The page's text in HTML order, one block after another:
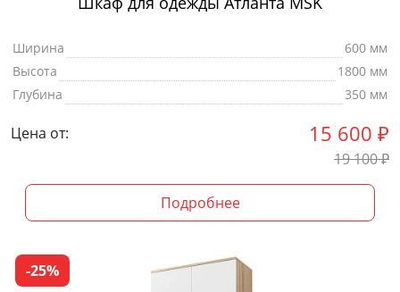
Ширина
600 мм
Высота
1800 мм
Глубина
350 мм
Цена от: 15 600 ₽
19 100₽
Подробнее
-25%